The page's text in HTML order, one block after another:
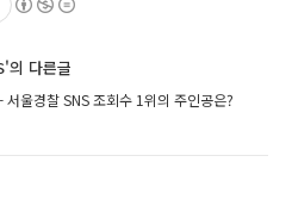
의 다른글
울경찰 SNS 조회수 1위의 주인공은?